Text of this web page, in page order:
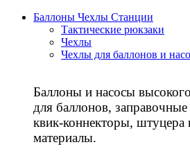
Баллоны Чехлы Станции
Тактические рюкзаки
Чехлы
Чехлы для баллонов и
Баллоны и насосы
для баллонов,
квик-коннекторы, штуцера
материалы.